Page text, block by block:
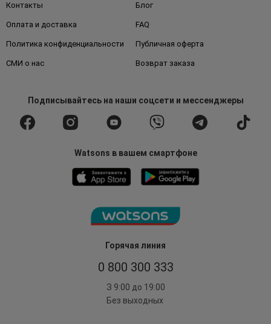
Горячая линия
0 800 300 333
З 9:00 до 19:00
Без выходных
Контакты Блог
Оплата и доставка FAQ
Политика конфиденциальности Публичная оферта
СМИ о нас Возврат заказа
Подписывайтесьна наши соцсети и мессенджеры
Watsons в вашем смартфоне